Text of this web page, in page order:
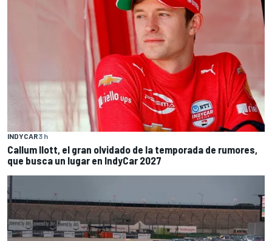
INDYCAR3 h
Callum Ilott, el gran olvidado de la temporada de rumores,
que busca un lugar en IndyCar 2027